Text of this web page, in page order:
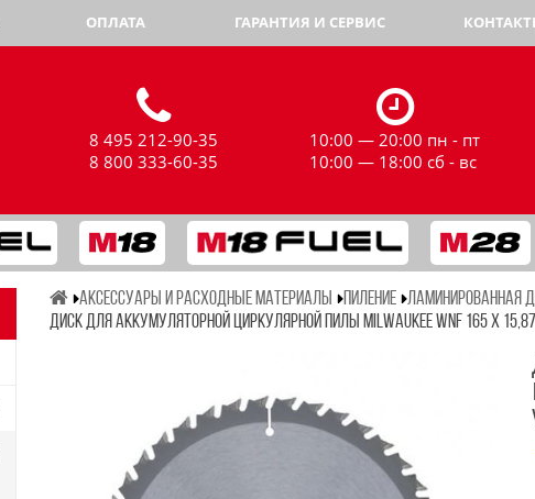
ОПЛАТА ГАРАНТИЯ И СЕРВИС
8 495 212-90-35
8 800 333-60-35
10:00 — 20:00 пн - пт
10:00 — 18:00 сб - вс
АКСЕССУАРЫ И РАСХОДНЫЕ МАТЕРИАЛЫ ПИЛЕНИЕ ЛАМИНИРОВАННАЯ
ДИСК ДЛЯ АККУМУЛЯТОРНОЙ ЦИРКУЛЯРНОЙ ПИЛЫ MILWAUKEE WNF 165 X